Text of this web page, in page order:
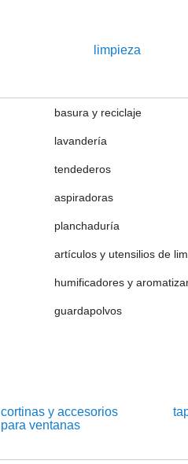
limpieza
basura y reciclaje
lavandería
tendederos
aspiradoras
planchaduría
artículos y utensilios de
humificadores y
guardapolvos
cortinas y accesorios
para ventanas